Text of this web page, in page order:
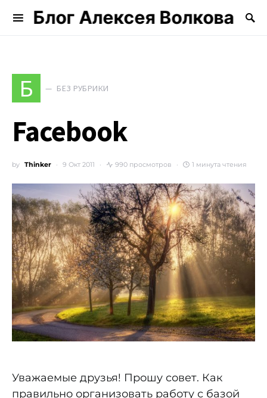
Блог Алексея Волкова
Search for:
Б БЕЗ РУБРИКИ
Facebook
by Thinker 9 Окт 2011 990 просмотров 1 минута чтения
Уважаемые друзья! Прошу совет. Как
правильно организовать работу с базой